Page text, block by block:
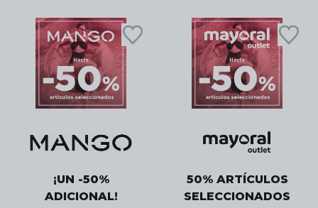
¡UN -50%
ADICIONAL!
50% ARTÍCULOS
SELECCIONADOS